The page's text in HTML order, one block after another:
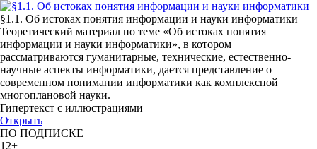
§1.1. Об истоках понятия информации и науки информатики
Теоретический материал по теме «Об истоках понятия
информации и науки информатики», в котором
рассматриваются гуманитарные, технические, естественно-
научные аспекты информатики, дается представление о
современном понимании информатики как комплексной
многоплановой науки.
Гипертекст с иллюстрациями
Открыть
ПО ПОДПИСКЕ
12+